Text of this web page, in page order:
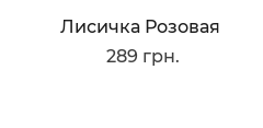
Лисичка Розовая
289 грн.